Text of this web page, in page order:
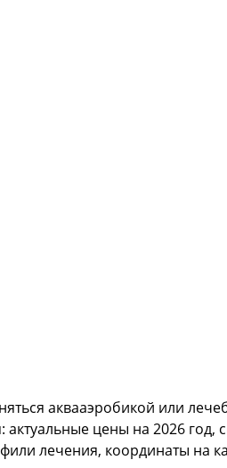
аквааэробикой или
цены на 2026 год,
лечения, координаты на